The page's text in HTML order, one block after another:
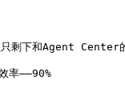
剩下和Agent Center
率——90%